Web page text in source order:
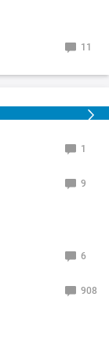
11
1
9
6
908